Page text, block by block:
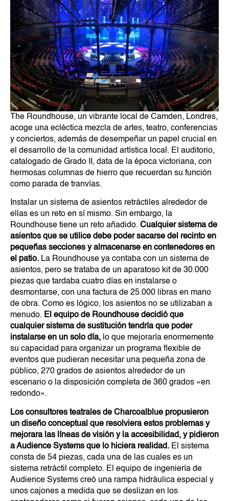
The Roundhouse, un vibrante local de Camden, Londres,
acoge una ecléctica mezcla de artes, teatro, conferencias
y conciertos, además de desempeñar un papel crucial en
el desarrollo de la comunidad artística local. El auditorio,
catalogado de Grado II, data de la época victoriana, con
hermosas columnas de hierro que recuerdan su función
como parada de tranvías.
Instalar un sistema de asientos retráctiles alrededor de
ellas es un reto en sí mismo. Sin embargo, la
Roundhouse tiene un reto añadido. Cualquier sistema de
asientos que se utilice debe poder sacarse del recinto en
pequeñas secciones y almacenarse en contenedores en
el patio. La Roundhouse ya contaba con un sistema de
asientos, pero se trataba de un aparatoso kit de 30.000
piezas que tardaba cuatro días en instalarse o
desmontarse, con una factura de 25.000 libras en mano
de obra. Como es lógico, los asientos no se utilizaban a
menudo. El equipo de Roundhouse decidió que
cualquier sistema de sustitución tendría que poder
instalarse en un solo día, lo que mejoraría enormemente
su capacidad para organizar un programa flexible de
eventos que pudieran necesitar una pequeña zona de
público, 270 grados de asientos alrededor de un
escenario o la disposición completa de 360 grados «en
redondo».
Los consultores teatrales de Charcoalblue propusieron
un diseño conceptual que resolviera estos problemas y
mejorara las líneas de visión y la accesibilidad, y pidieron
a Audience Systems que lo hiciera realidad. El sistema
consta de 54 piezas, cada una de las cuales es un
sistema retráctil completo. El equipo de ingeniería de
Audience Systems creó una rampa hidráulica especial y
unos cajones a medida que se deslizan en los